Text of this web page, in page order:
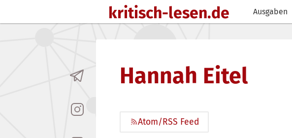
kritisch-lesen.de Ausgaben
Hannah Eitel
Atom/RSS Feed